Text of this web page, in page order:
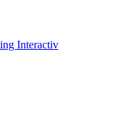
Interactiv